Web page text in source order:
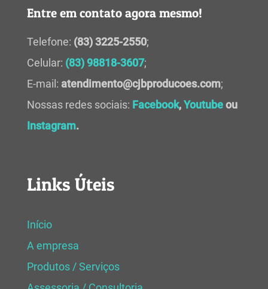
Entre em contato agora mesmo!
Telefone: (83) 3225-2550;
Celular: (83) 98818-3607;
E-mail: atendimento@cjbproducoes.com;
Nossas redes sociais: Facebook,Youtubeou
Instagram.
Links Úteis
Início
A empresa
Produtos / Serviços